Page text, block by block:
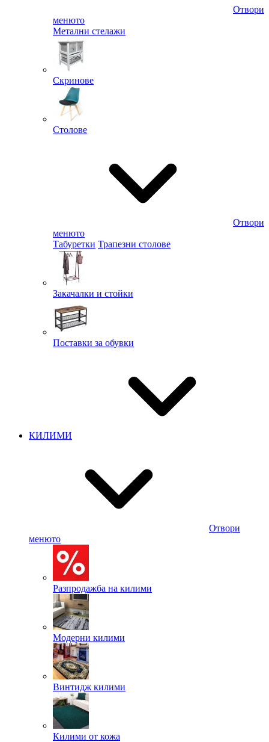
Отвори
менюто
Метални стелажи
Скринове
Столове
Отвори
менюто
Табуретки Трапезни столове
Закачалки и стойки
Поставки за обувки
КИЛИМИ
Отвори
менюто
Разпродажба на килими
Модерни килими
Винтидж килими
Килими от кожа